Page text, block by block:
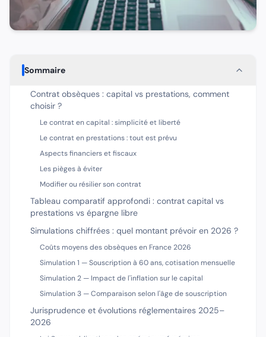
Sommaire
Contrat obsèques : capital vs prestations, comment
choisir ?
Le contrat en capital : simplicité et liberté
Le contrat en prestations : tout est prévu
Aspects financiers et fiscaux
Les pièges à éviter
Modifier ou résilier son contrat
Tableau comparatif approfondi : contrat capital vs
prestations vs épargne libre
Simulations chiffrées : quel montant prévoir en 2026 ?
Coûts moyens des obsèques en France 2026
Simulation 1 — Souscription à 60 ans, cotisation mensuelle
Simulation 2 — Impact de l'inflation sur le capital
Simulation 3 — Comparaison selon l'âge de souscription
Jurisprudence et évolutions réglementaires 2025–
2026